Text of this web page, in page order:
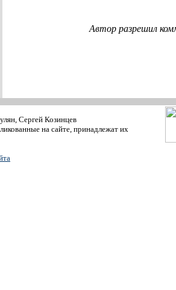
Автор разрешил
Сергей Козинцев
на сайте, принадлежат их